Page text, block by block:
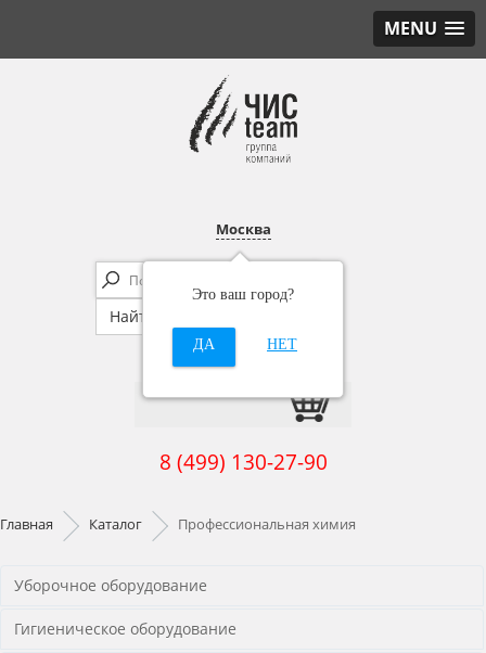
MENU
Москва
Это ваш город?
ДА НЕТ
8 (499) 130-27-90
Главная Каталог Профессиональная химия
Уборочное оборудование
Гигиеническое оборудование